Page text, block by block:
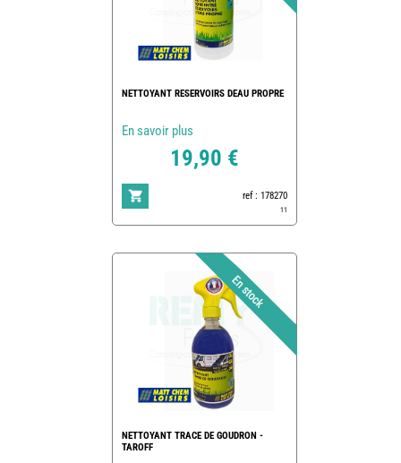
NETTOYANT RESERVOIRS DEAU PROPRE
En savoir plus
19,90 €
ref : 178270
11
NETTOYANT TRACE DE GOUDRON -
TAROFF